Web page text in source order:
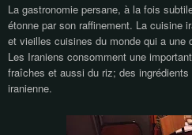
La gastronomie persane, à la fois
étonne par son raffinement. La cuisine
et vieilles cuisines du monde qui a une
Les Iraniens consomment une
fraîches et aussi du riz; des
iranienne.